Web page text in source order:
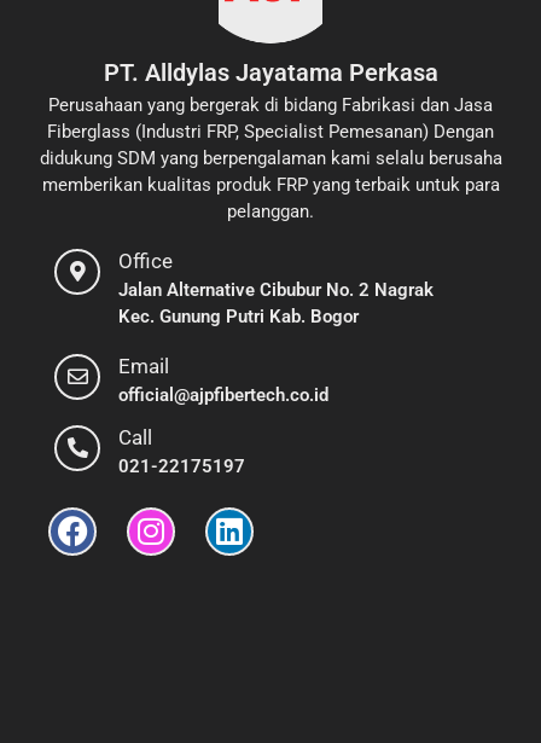
PT. Alldylas Jayatama Perkasa
Perusahaan yang bergerak di bidang Fabrikasi dan Jasa
Fiberglass (Industri FRP, Specialist Pemesanan) Dengan
didukung SDM yang berpengalaman kami selalu berusaha
memberikan kualitas produk FRP yang terbaik untuk para
pelanggan.
Office
Jalan Alternative Cibubur No. 2 Nagrak
Kec. Gunung Putri Kab. Bogor
Email
official@ajpfibertech.co.id
Call
021-22175197